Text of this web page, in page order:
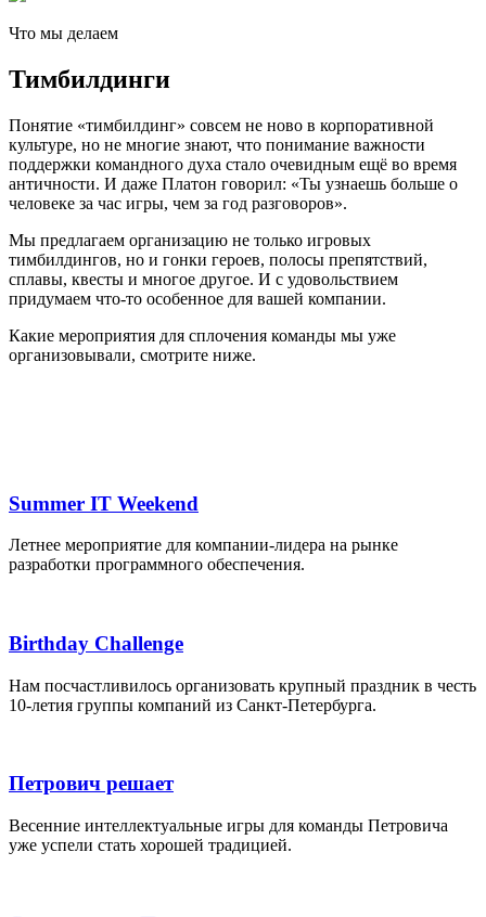
Что мы делаем
Тимбилдинги
Понятие «тимбилдинг» совсем не ново в корпоративной
культуре, но не многие знают, что понимание важности
поддержки командного духа стало очевидным ещё во время
античности. И даже Платон говорил: «Ты узнаешь больше о
человеке за час игры, чем за год разговоров».
Мы предлагаем организацию не только игровых
тимбилдингов, но и гонки героев, полосы препятствий,
сплавы, квесты и многое другое. И с удовольствием
придумаем что-то особенное для вашей компании.
Какие мероприятия для сплочения команды мы уже
организовывали, смотрите ниже.
Summer IT Weekend
Летнее мероприятие для компании-лидера на рынке
разработки программного обеспечения.
Birthday Challenge
Нам посчастливилось организовать крупный праздник в честь
10-летия группы компаний из Санкт-Петербурга.
Петрович решает
Весенние интеллектуальные игры для команды Петровича
уже успели стать хорошей традицией.